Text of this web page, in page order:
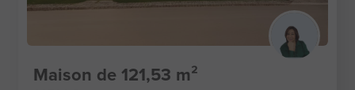
Maison de 121,53 m²